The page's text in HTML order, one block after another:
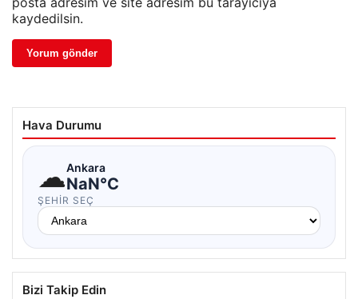
kaydedilsin.
Hava Durumu
☁Ankara
NaN°C
ŞEHIR SEÇ
Bizi Takip Edin